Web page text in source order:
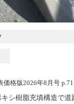
格版2026年8月号 p.71
シ樹脂充填構造で道